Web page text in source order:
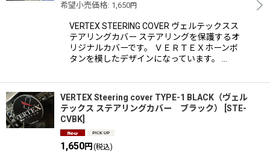
希望小売価格: 1,650円
VERTEX STEERING COVER ヴェルテックスス
テアリングカバー ステアリングを保護するオ
リジナルカバーです。 ＶＥＲＴＥＸホーンボ
タンを模したデザインになっています。 …
VERTEX Steering cover TYPE-1 BLACK（ヴェル
テックス ステアリングカバー ブラック）
STE-
CVBK
1,650円 (税込)